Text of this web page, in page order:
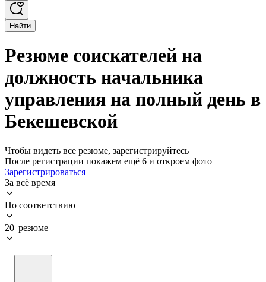
Найти
Резюме соискателей на
должность начальника
управления на полный день в
Бекешевской
Чтобы видеть все резюме, зарегистрируйтесь
После регистрации покажем ещё 6 и откроем фото
Зарегистрироваться
За всё время
По соответствию
20 резюме